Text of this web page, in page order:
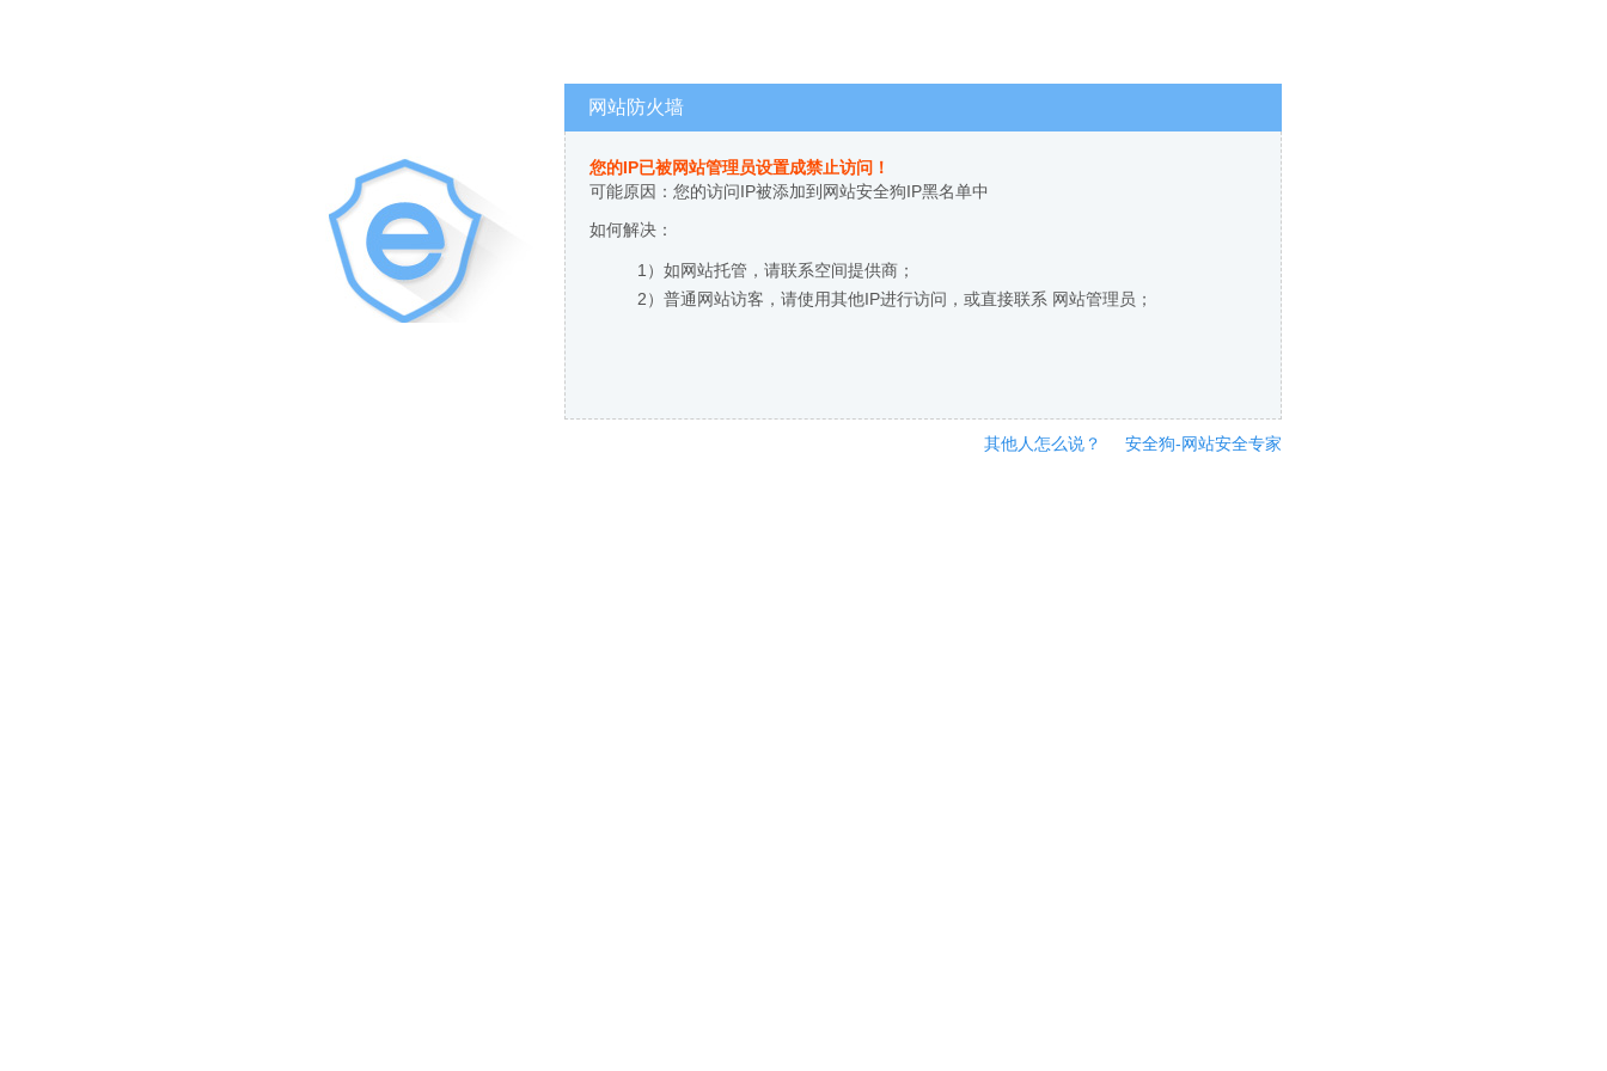
网站防火墙
您的IP已被网站管理员设置成禁止访问！
可能原因：您的访问IP被添加到网站安全狗IP黑名单中
如何解决：
1）如网站托管，请联系空间提供商；
2）普通网站访客，请使用其他IP进行访问，或直接联系 网站管理员；
其他人怎么说？ 安全狗-网站安全专家